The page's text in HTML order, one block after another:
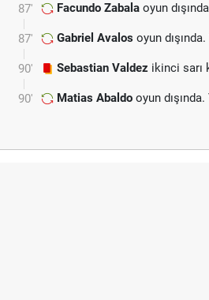
87' Facundo Zabala oyun
87' Gabriel Avalos oyun
90' Sebastian Valdez ikinci sarı
90' Matias Abaldo oyun